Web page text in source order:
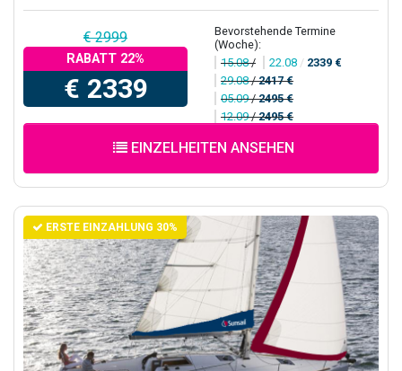
€ 2999
RABATT 22%
€ 2339
Bevorstehende Termine
(Woche):
15.08/ 22.08 / 2339 €
29.08/2417 €
05.09/2495 €
12.09/2495 €
EINZELHEITEN ANSEHEN
ERSTE EINZAHLUNG 30%